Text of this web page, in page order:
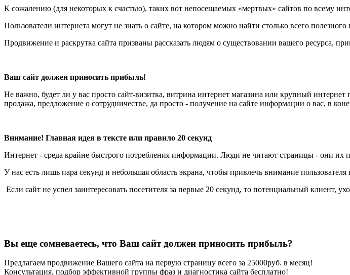
К сожалению (для некоторых к счастью), таких вот непосещаемых «мертвых» сайтов по всему
Пользователи интернета могут не знать о сайте, на котором можно найти столько всего
Продвижение и раскрутка сайта призваны рассказать людям о существовании вашего ресурса,
Ваш сайт должен приносить прибыль!
Не важно, будет ли у вас просто сайт-визитка, витрина интернет магазина или крупный
продажа, предложение о сотрудничестве, да просто - получение на сайте информации о вас, в
Внимание! Главная идея в тексте или правило 20 секунд
Интернет - среда крайне быстрого потребления информации. Люди не читают страницы - они их
У нас есть лишь пара секунд и небольшая область экрана, чтобы привлечь внимание
Если сайт не успел заинтересовать посетителя за первые 20 секунд, то потенциальный клиент,
Вы еще сомневаетесь, что Ваш сайт должен приносить прибыль?
Предлагаем продвижение Вашего сайта на первую страницу всего за 25000руб. в месяц!
Консультация, подбор эффективной группы фраз и диагностика сайта бесплатно!